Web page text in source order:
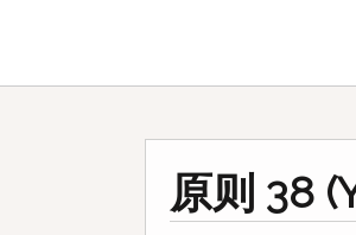
原则 38